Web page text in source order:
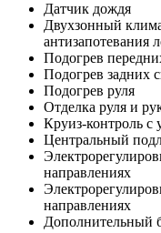
Датчик дождя
Двухзонный
антизапотевания
Подогрев
Подогрев задних
Подогрев руля
Отделка руля и
Круиз-контроль с
Центральный
направлениях
направлениях
Дополнительный